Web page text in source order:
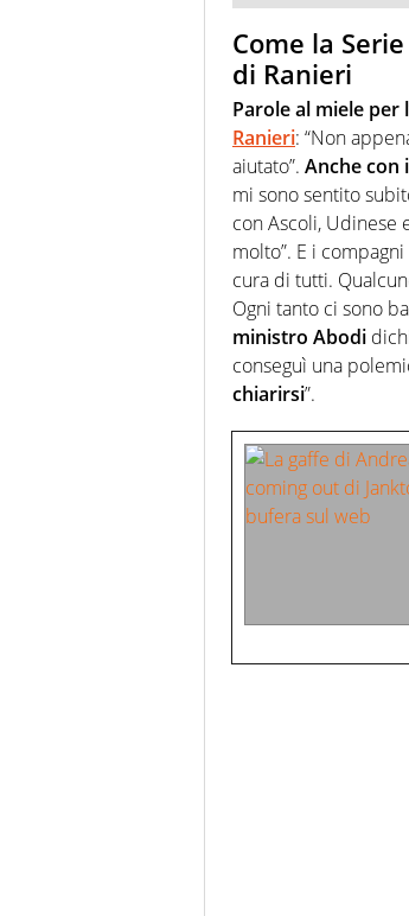
Come la
di Ranieri
Parole al miele per
Ranieri: “Non
aiutato”. Anche con
mi sono sentito
con Ascoli, Udinese
molto”. E i
cura di tutti.
Ogni tanto ci sono
ministro Abodi
conseguì una
chiarirsi”.